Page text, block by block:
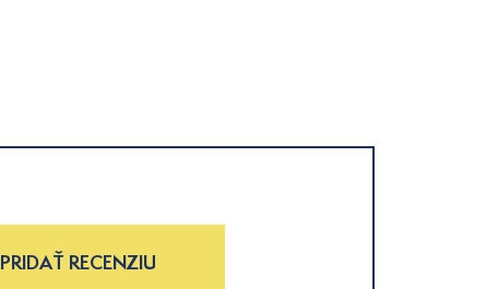
PRIDAŤ RECENZIU